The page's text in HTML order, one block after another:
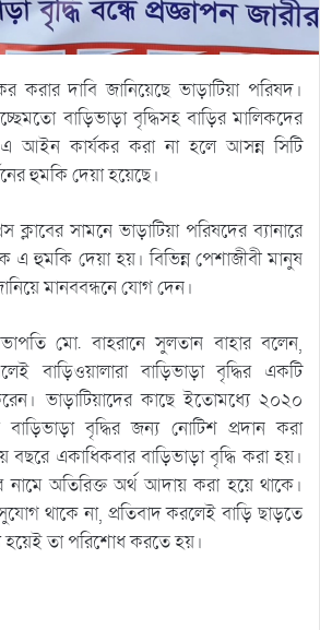
করার দাবি জানিয়েছে ভাড়াটিয়া পরিষদ।
বাড়িভাড়া বৃদ্ধিসহ বাড়ির মালিকদের
আইন কার্যকর করা না হলে আসন্ন সিটি
হুমকি দেয়া হয়েছে।
ক্লাবের সামনে ভাড়াটিয়া পরিষদের ব্যানারে
এ হুমকি দেয়া হয়। বিভিন্ন পেশাজীবী মানুষ
মানববন্ধনে যোগ দেন।
মো. বাহরানে সুলতান বাহার বলেন,
বাড়িওয়ালারা বাড়িভাড়া বৃদ্ধির একটি
ভাড়াটিয়াদের কাছে ইতোমধ্যে ২০২০
বাড়িভাড়া বৃদ্ধির জন্য নোটিশ প্রদান করা
একাধিকবার বাড়িভাড়া বৃদ্ধি করা হয়।
নামে অতিরিক্ত অর্থ আদায় করা হয়ে থাকে।
থাকে না, প্রতিবাদ করলেই বাড়ি ছাড়তে
হয়েই তা পরিশোধ করতে হয়।